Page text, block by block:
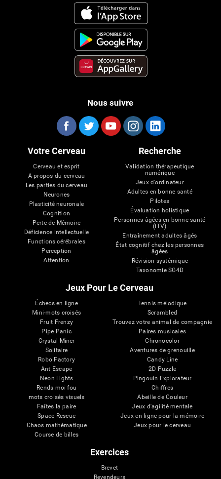
Nous suivre
Votre Cerveau
Cerveau et esprit
A propos du cerveau
Les parties du cerveau
Neurones
Plasticité neuronale
Cognition
Perte de Mémoire
Déficience intellectuelle
Functions cérébrales
Perception
Attention
Recherche
Validation thérapeutique
numérique
Jeux d'ordinateur
Adultes en bonne santé
Pilotes
Évaluation holistique
Personnes âgées en bonne santé
(iTV)
Entraînement adultes âgés
État cognitif chez les personnes
âgées
Révision systémique
Taxonomie SG4D
Jeux Pour Le Cerveau
Échecs en ligne
Mini-mots croisés
Fruit Frenzy
Pipe Panic
Crystal Miner
Solitaire
Robo Factory
Ant Escape
Neon Lights
Rends moi fou
mots croisés visuels
Faîtes la paire
Space Rescue
Chaos mathématique
Course de billes
Tennis mélodique
Scrambled
Trouvez votre animal de compagnie
Paires musicales
Chronocolor
Aventures de grenouille
Candy Line
2D Puzzle
Pingouin Explorateur
Chiffres
Abeille de Couleur
Jeux d'agilité mentale
Jeux en ligne pour la mémoire
Jeux pour le cerveau
Exercices
Brevet
Revendeurs